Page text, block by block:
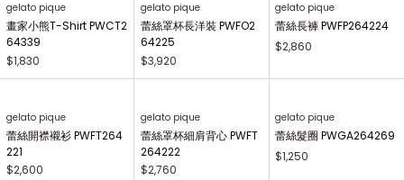
gelato pique
畫家小熊T-Shirt PWCT2
64339
$1,830
gelato pique
蕾絲罩杯長洋裝 PWFO2
64225
$3,920
gelato pique
蕾絲長褲 PWFP264224
$2,860
gelato pique
蕾絲開襟襯衫 PWFT264
221
$2,600
gelato pique
蕾絲罩杯細肩背心 PWFT
264222
$2,760
gelato pique
蕾絲髮圈 PWGA264269
$1,250